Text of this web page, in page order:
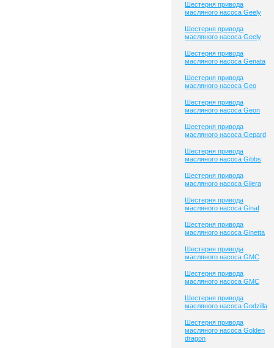
Шестерня привода
масляного насоса Geely
Шестерня привода
масляного насоса Geely
Шестерня привода
масляного насоса Genata
Шестерня привода
масляного насоса Geo
Шестерня привода
масляного насоса Geon
Шестерня привода
масляного насоса Gepard
Шестерня привода
масляного насоса Gibbs
Шестерня привода
масляного насоса Gilera
Шестерня привода
масляного насоса Ginaf
Шестерня привода
масляного насоса Ginetta
Шестерня привода
масляного насоса GMC
Шестерня привода
масляного насоса GMC
Шестерня привода
масляного насоса Godzilla
Шестерня привода
масляного насоса Golden
dragon